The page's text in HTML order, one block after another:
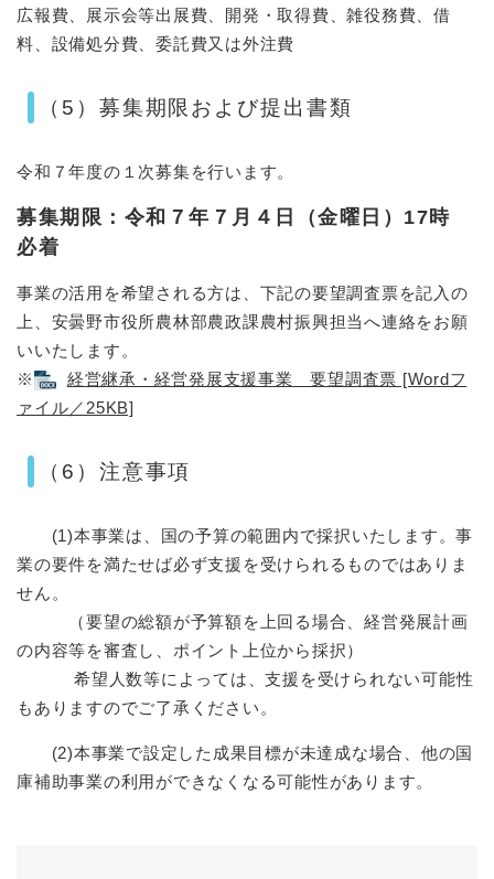
広報費、展示会等出展費、開発・取得費、雑役務費、借
料、設備処分費、委託費又は外注費
（5）募集期限および提出書類
令和７年度の１次募集を行います。
募集期限：令和７ 年７ 月４日（金曜日）17時
必着
事業の活用を希望される方は、下記の要望調査票を記入の
上、安曇野市役所農林部農政課農村振興担当へ連絡をお願
いいたします。
※
経営継承・経営発展支援事業 要望調査票 [Wordフ
ァイル／25KB]
（6）注意事項
(1)本事業は、国の予算の範囲内で採択いたします。事
業の要件を満たせば必ず支援を受けられるものではありま
せん。
（要望の総額が予算額を上回る場合、経営発展計画
の内容等を審査し、ポイント上位から採択）
希望人数等によっては、支援を受けられない可能性
もありますのでご了承ください。
(2)本事業で設定した成果目標が未達成な場合、他の国
庫補助事業の利用ができなくなる可能性があります。